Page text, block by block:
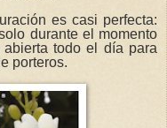
es casi perfecta:
durante el momento
todo el día para
porteros.